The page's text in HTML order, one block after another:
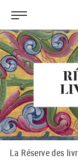
contenu
principal
La Réserve des